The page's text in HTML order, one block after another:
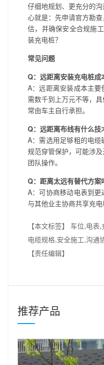
仔细地规划、更充分的
心就是：先申请官方勘
估，并确保安全合规施
装充电桩？
常见问题
Q：远距离安装充电桩成
A：远距离安装成本主
需数千到上万元不等，
常由车主自行承担。
Q：远距离布线有什么技
A：需选用足够粗的电
规范穿管保护，可能涉
团队操作。
Q：距离太远有替代方案
A：可协商移动电表到
与其他业主协商共享充电
【本文标签】
车位,电表,
电缆规格,安全施工,沟通
【责任编辑】
推荐产品